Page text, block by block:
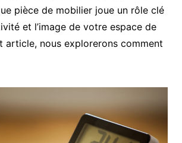
pièce de mobilier joue un rôle clé
et l’image de votre espace de
article, nous explorerons comment